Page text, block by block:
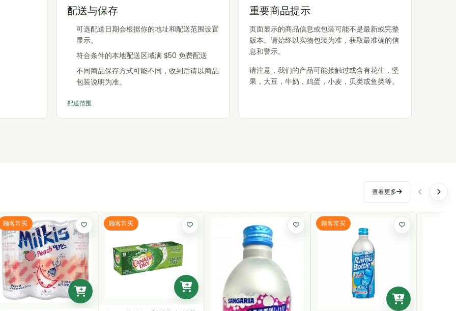
配送与保存
可选配送日期会根据你的地址和配送范围设置
显示。
符合条件的本地配送区域满 $50 免费配送
不同商品保存方式可能不同，收到后请以商品
包装说明为准。
配送范围
重要商品提示
页面显示的商品信息或包装可能不是最新或完整
版本。请始终以实物包装为准，获取最准确的信
息和警示。
请注意，我们的产品可能接触过或含有花生，坚
果，大豆，牛奶，鸡蛋，小麦，贝类或鱼类等。
查看更多
顾客常买 顾客常买 顾客常买